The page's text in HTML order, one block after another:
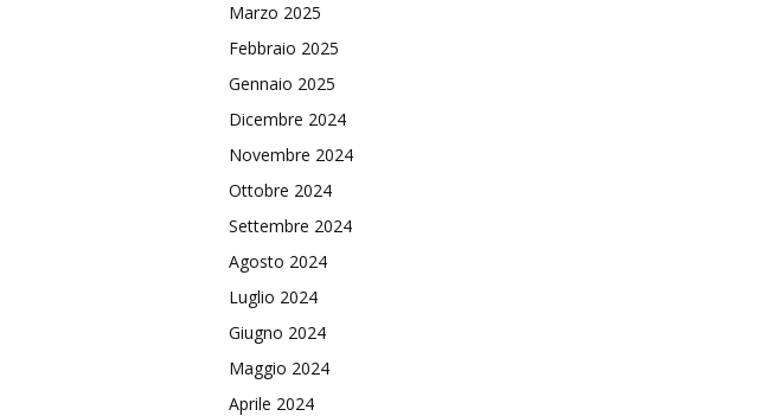
Marzo 2025
Febbraio 2025
Gennaio 2025
Dicembre 2024
Novembre 2024
Ottobre 2024
Settembre 2024
Agosto 2024
Luglio 2024
Giugno 2024
Maggio 2024
Aprile 2024